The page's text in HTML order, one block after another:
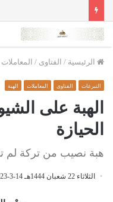
الرئيسية / الفتاوى / المعاملات
التبرعات الفتاوى المعاملات الهبة
الهبة على
الحيازة
هبة نصيب من تركة لم
الثلاثاء 22 شعبان 1444هـ 14-3-2023م